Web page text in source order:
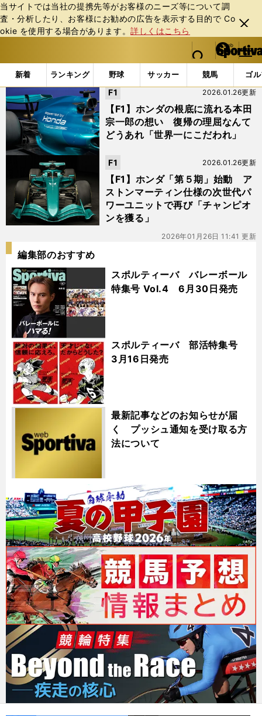
当サイトでは当社の提携先等がお客様のニーズ等について調
査・分析したり、お客様にお勧めの広告を表⽰する⽬的で Co
okie を使⽤する場合があります。詳しくはこちら
閉じ
る
web Sportiva (webスポルティーバ)
検索
マイペ
ー
ジ
メニュ
新着 ランキング 野球 サッカー 競馬 ゴ
b
ス
ポ
ル
テ
ィ
バ
「#ローレンス・ストロール」の最新ニュース・ 情報
【F1】ホンダの根底に流れる本田
宗一郎の想い 復帰の理屈なんて
どうあれ「世界一にこだわれ」
2026.01.26更新
F1
【F1】ホンダ「第５期」始動 ア
ストンマーティン仕様の次世代パ
ワーユニットで再び「チャンピオ
ンを獲る」
2026.01.26更新
F1
2026年01月26日 11:41 更新
編集部のおすすめ
スポルティーバ バレーボール
特集号 Vol.4 6月30日発売
スポルティーバ 部活特集号
3月16日発売
最新記事などのお知らせが届
く プッシュ通知を受け取る方
法について